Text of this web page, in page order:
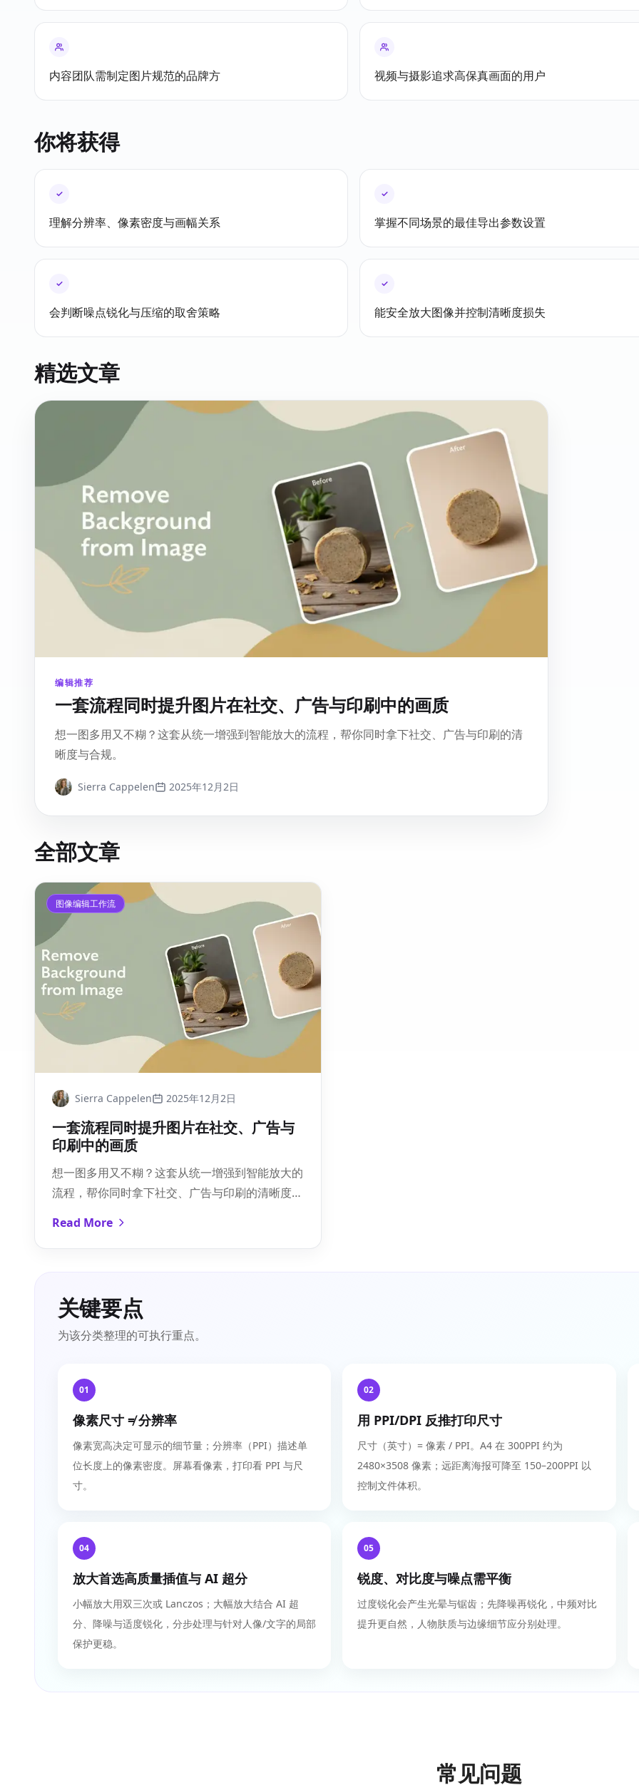
内容团队需制定图片规范的品牌方 视频与摄影追求高保真画面的用户
你将获得
✓
理解分辨率、像素密度与画幅关系
✓
掌握不同场景的最佳导出参数设置
✓
会判断噪点锐化与压缩的取舍策略
✓
能安全放大图像并控制清晰度损失
精选文章
编辑推荐
一套流程同时提升图片在社交、广告与印刷中的画质
想一图多用又不糊？这套从统一增强到智能放大的流程，帮你同时拿下社交、广告与印刷的清
晰度与合规。
Sierra Cappelen 2025年12月2日
全部文章
图像编辑工作流
Sierra Cappelen 2025年12月2日
一套流程同时提升图片在社交、广告与
印刷中的画质
想一图多用又不糊？这套从统一增强到智能放大的
流程，帮你同时拿下社交、广告与印刷的清晰度与
Read More
关键要点
为该分类整理的可执行重点。
01
像素尺寸 ≠ 分辨率
像素宽高决定可显示的细节量；分辨率（PPI）描述单
位长度上的像素密度。屏幕看像素，打印看 PPI 与尺
寸。
02
用 PPI/DPI 反推打印尺寸
尺寸（英寸）= 像素 / PPI。A4 在 300PPI 约为
2480×3508 像素；远距离海报可降至 150–200PPI 以
控制文件体积。
04
放大首选高质量插值与 AI 超分
小幅放大用双三次或 Lanczos；大幅放大结合 AI 超
分、降噪与适度锐化，分步处理与针对人像/文字的局部
保护更稳。
05
锐度、对比度与噪点需平衡
过度锐化会产生光晕与锯齿；先降噪再锐化，中频对比
提升更自然，人物肤质与边缘细节应分别处理。
常见问题